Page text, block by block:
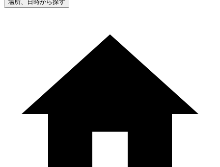
場所、日時から探す